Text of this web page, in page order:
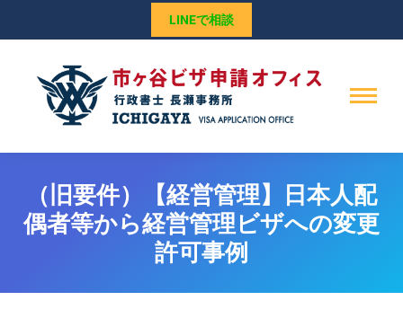
LINEで相談
（旧要件）【経営管理】日本人配
偶者等から経営管理ビザへの変更
許可事例